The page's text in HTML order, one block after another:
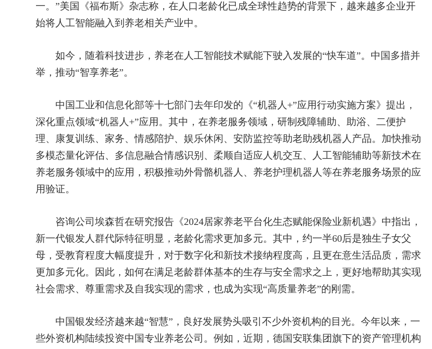
一。”美国《福布斯》杂志称，在人口老龄化已成全球性趋势的背景下，越来越多企业开
始将人工智能融入到养老相关产业中。
如今，随着科技进步，养老在人工智能技术赋能下驶入发展的“快车道”。中国多措并
举，推动“智享养老”。
中国工业和信息化部等十七部门去年印发的《“机器人+”应用行动实施方案》提出，
深化重点领域“机器人+”应用。其中，在养老服务领域，研制残障辅助、助浴、二便护
理、康复训练、家务、情感陪护、娱乐休闲、安防监控等助老助残机器人产品。加快推动
多模态量化评估、多信息融合情感识别、柔顺自适应人机交互、人工智能辅助等新技术在
养老服务领域中的应用，积极推动外骨骼机器人、养老护理机器人等在养老服务场景的应
用验证。
咨询公司埃森哲在研究报告《2024居家养老平台化生态赋能保险业新机遇》中指出，
新一代银发人群代际特征明显，老龄化需求更加多元。其中，约一半60后是独生子女父
母，受教育程度大幅度提升，对于数字化和新技术接纳程度高，且更在意生活品质，需求
更加多元化。因此，如何在满足老龄群体基本的生存与安全需求之上，更好地帮助其实现
社会需求、尊重需求及自我实现的需求，也成为实现“高质量养老”的刚需。
中国银发经济越来越“智慧”，良好发展势头吸引不少外资机构的目光。今年以来，一
些外资机构陆续投资中国专业养老公司。例如，近期，德国安联集团旗下的资产管理机构